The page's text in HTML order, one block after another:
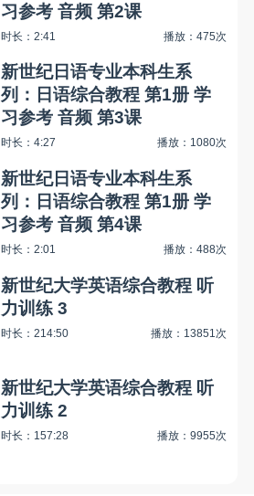
习参考 音频 第2课
时长：2:41 播放：475次
新世纪日语专业本科生系
列：日语综合教程 第1册 学
习参考 音频 第3课
时长：4:27 播放：1080次
新世纪日语专业本科生系
列：日语综合教程 第1册 学
习参考 音频 第4课
时长：2:01 播放：488次
新世纪大学英语综合教程 听
力训练 3
时长：214:50 播放：13851次
新世纪大学英语综合教程 听
力训练 2
时长：157:28 播放：9955次